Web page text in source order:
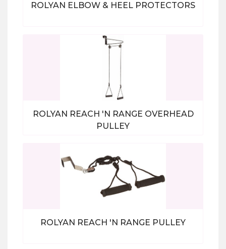
ROLYAN ELBOW & HEEL PROTECTORS
Bekijk alle producten
ROLYAN REACH 'N RANGE OVERHEAD
PULLEY
ROLYAN REACH 'N RANGE PULLEY